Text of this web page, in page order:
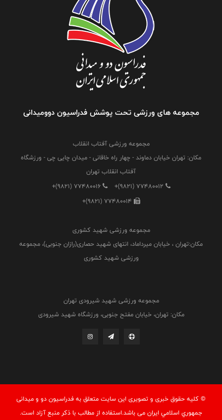
مجموعه های ورزشی تحت پوشش فدراسیون دوومیدانی
مجموعه ورزشی آفتاب انقلاب
مکان: تهران خیابان دماوند - چهار راه خاقانی - میدان چایی چی - ورزشگاه
آفتاب انقلاب تهران
+(9821) 77480012
+(9821) 77480016
+(9821) 77480014
مجموعه ورزشی شهید کشوری
مکان:تهران ، خیابان میرداماد، انتهای شهید حصاری(رازان جنوبی)، مجموعه
ورزشی شهید کشوری
مجموعه ورزشی شهید شیرودی تهران
مکان: تهران، خیابان مفتح جنوبی، ورزشگاه شهید شیرودی
© کليه حقوق خبری و تصويری اين سايت متعلق به فدراسيون دو و میدانی
جمهوري اسلامي ايران می باشد.استفاده از مطالب با ذكر منبع آزاد است.